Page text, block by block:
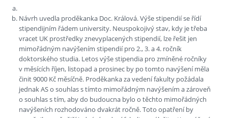
Návrh uvedla proděkanka Doc. Králová. Výše stipendií se řídí
stipendijním řádem university. Neuspokojivý stav, kdy je třeba
vracet UK prostředky znevyplacených stipendií, lze řešit jen
mimořádným navýšením stipendií pro 2., 3. a 4. ročník
doktorského studia. Letos výše stipendia pro zmíněné ročníky
v měsících říjen, listopad a prosinec by po tomto navýšení měla
činit 9000 Kč měsíčně. Proděkanka za vedení fakulty požádala
jednak AS o souhlas s tímto mimořádným navýšením a zároveň
o souhlas s tím, aby do budoucna bylo o těchto mimořádných
navýšeních rozhodováno dvakrát ročně. Toto opatření by